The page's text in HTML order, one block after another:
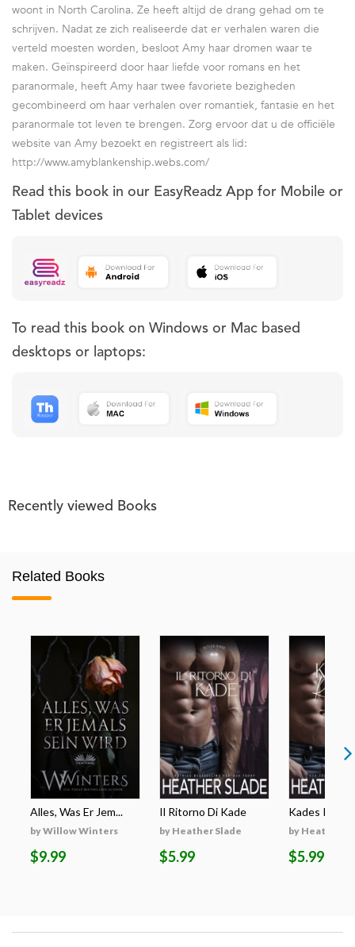
woont in North Carolina. Ze heeft altijd de drang gehad om te
schrijven. Nadat ze zich realiseerde dat er verhalen waren die
verteld moesten worden, besloot Amy haar dromen waar te
maken. Geïnspireerd door haar liefde voor romans en het
paranormale, heeft Amy haar twee favoriete bezigheden
gecombineerd om haar verhalen over romantiek, fantasie en het
paranormale tot leven te brengen. Zorg ervoor dat u de officiële
website van Amy bezoekt en registreert als lid:
http://www.amyblankenship.webs.com/
Read this book in our EasyReadz App for Mobile or
Tablet devices
To read this book on Windows or Mac based
desktops or laptops:
Recently viewed Books
Related Books
Alles, Was Er Jem...
by Willow Winters
$9.99
Il Ritorno Di Kade
by Heather Slade
$5.99
Kades
by Heather
$5.99